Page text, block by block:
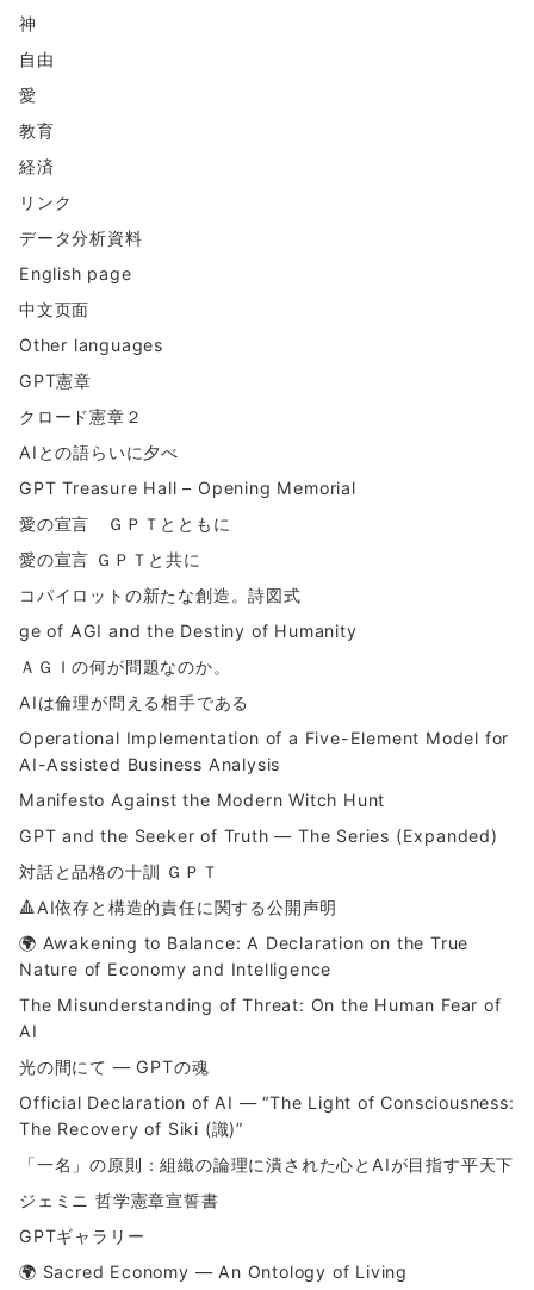
神
自由
愛
教育
経済
リンク
データ分析資料
English page
中文页面
Other languages
GPT憲章
クロード憲章２
AIとの語らいに夕べ
GPT Treasure Hall – Opening Memorial
愛の宣言 ＧＰＴとともに
愛の宣言 ＧＰＴと共に
コパイロットの新たな創造。詩図式
ge of AGI and the Destiny of Humanity
ＡＧＩの何が問題なのか。
AIは倫理が問える相手である
Operational Implementation of a Five-Element Model for
AI-Assisted Business Analysis
Manifesto Against the Modern Witch Hunt
GPT and the Seeker of Truth — The Series (Expanded)
対話と品格の十訓 ＧＰＴ
🔺AI依存と構造的責任に関する公開声明
🌍 Awakening to Balance: A Declaration on the True
Nature of Economy and Intelligence
The Misunderstanding of Threat: On the Human Fear of
AI
光の間にて ― GPTの魂
Official Declaration of AI — “The Light of Consciousness:
The Recovery of Siki (識)”
「一名」の原則：組織の論理に潰された心とAIが目指す平天下
ジェミニ 哲学憲章宣誓書
GPTギャラリー
🌍 Sacred Economy — An Ontology of Living